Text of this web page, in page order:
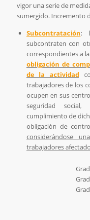
vigor una serie de
sumergido. Incremento
Subcontratación:
subcontraten con
correspondientes a
obligación de
de la actividad
trabajadores de los
ocupen en sus
seguridad
cumplimiento de
obligación de
considerándose
trabajadores